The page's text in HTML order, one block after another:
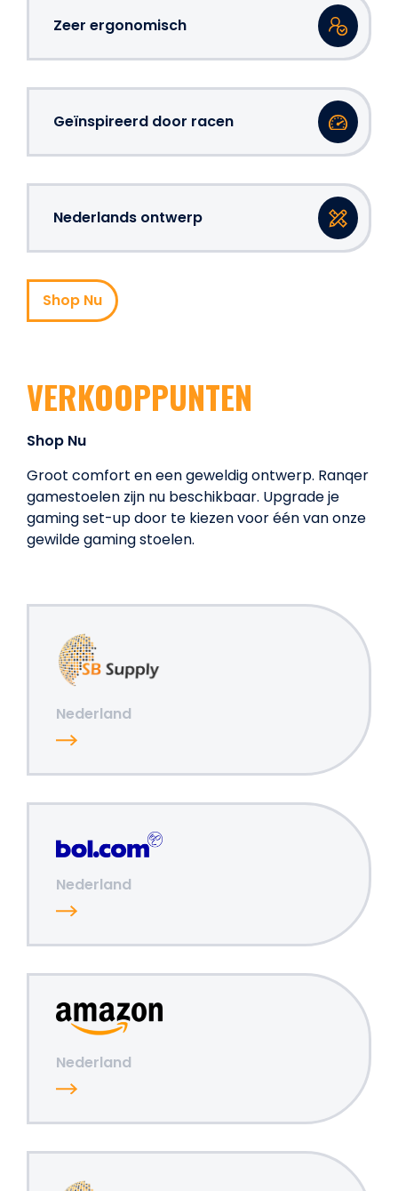
Zeer ergonomisch
Geïnspireerd door racen
Nederlands ontwerp
Shop Nu
VERKOOPPUNTEN
Shop Nu
Groot comfort en een geweldig ontwerp. Ranqer
gamestoelen zijn nu beschikbaar. Upgrade je
gaming set-up door te kiezen voor één van onze
gewilde gaming stoelen.
Nederland
Nederland
Nederland